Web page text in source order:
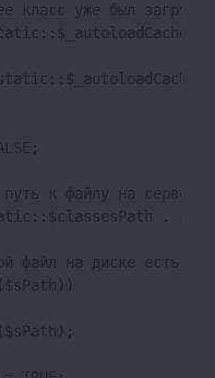
класс уже был
к файлу на сервере
.
файл на диске есть,